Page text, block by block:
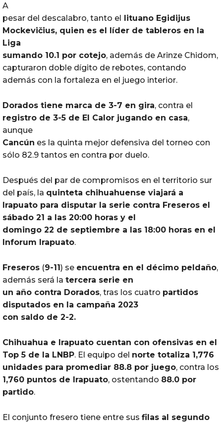
A
pesar del descalabro, tanto el lituano Egidijus
Mockevičius, quien es el líder de tableros en la
Liga
sumando 10.1 por cotejo, además de Arinze Chidom,
capturaron doble dígito de rebotes, contando
además con la fortaleza en el juego interior.
Dorados tiene marca de 3-7 en gira, contra el
registro de 3-5 de El Calor jugando en casa,
aunque
Cancún es la quinta mejor defensiva del torneo con
sólo 82.9 tantos en contra por duelo.
Después del par de compromisos en el territorio sur
del país, la quinteta chihuahuense viajará a
Irapuato para disputar la serie contra Freseros el
sábado 21 a las 20:00 horas y el
domingo 22 de septiembre a las 18:00 horas en el
Inforum Irapuato.
Freseros (9-11) se encuentra en el décimo peldaño,
además será la tercera serie en
un año contra Dorados, tras los cuatro partidos
disputados en la campaña 2023
con saldo de 2-2.
Chihuahua e Irapuato cuentan con ofensivas en el
Top 5 de la LNBP. El equipo del norte totaliza 1,776
unidades para promediar 88.8 por juego, contra los
1,760 puntos de Irapuato, ostentando 88.0 por
partido.
El conjunto fresero tiene entre sus filas al segundo